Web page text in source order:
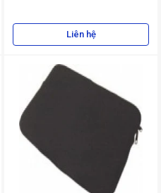
Liên hệ